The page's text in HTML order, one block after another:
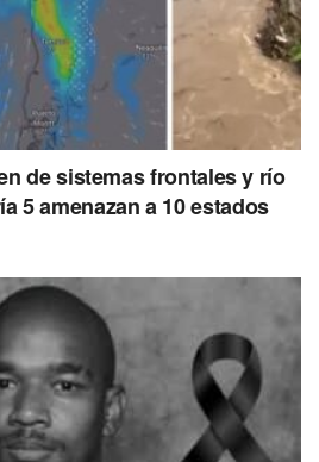
de sistemas frontales y río
5 amenazan a 10 estados